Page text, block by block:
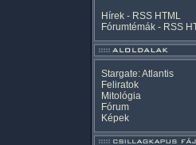
Hírek - RSS HTML
Fórumtémák - RSS
Stargate: Atlantis
Feliratok
Mitológia
Fórum
Képek